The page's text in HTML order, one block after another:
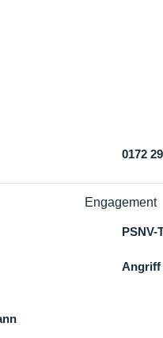
0172
Engagement
PSNV-
Angriff